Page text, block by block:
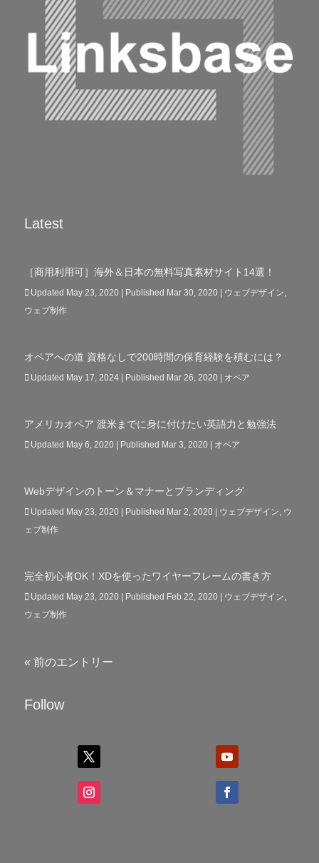
Latest
［商用利用可］海外＆日本の無料写真素材サイト14選！
Updated May 23, 2020 | Published Mar 30, 2020| ウェブデザイン,
ウェブ制作
オペアへの道 資格なしで200時間の保育経験を積むには？
Updated May 17, 2024 | Published Mar 26, 2020| オペア
アメリカオペア 渡米までに身に付けたい英語力と勉強法
Updated May 6, 2020 | Published Mar 3, 2020| オペア
Webデザインのトーン＆マナーとブランディング
Updated May 23, 2020 | Published Mar 2, 2020| ウェブデザイン, ウ
ェブ制作
完全初心者OK！XDを使ったワイヤーフレームの書き方
Updated May 23, 2020 | Published Feb 22, 2020| ウェブデザイン,
ウェブ制作
« 前のエントリー
Follow